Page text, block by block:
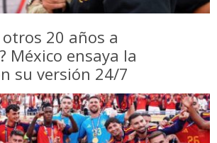
20 años a
México ensaya la
su versión 24/7